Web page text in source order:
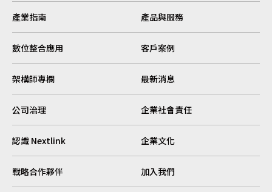
產業指南 產品與服務
數位整合應用 客戶案例
架構師專欄 最新消息
公司治理 企業社會責任
認識 Nextlink 企業文化
戰略合作夥伴 加入我們